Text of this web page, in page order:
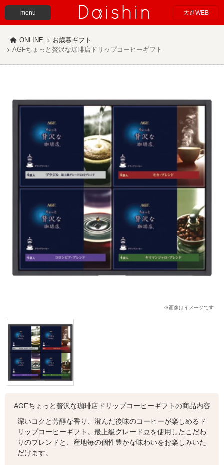
menu 大進WEB
ONLINE
お歳暮ギフト
AGFちょっと贅沢な珈琲店ドリップコーヒーギフト
※画像はイメージです
AGFちょっと贅沢な珈琲店ドリップコーヒーギフトの商品内容
深いコクと芳醇な香り、澄んだ後味のコーヒーが楽しめるド
リップコーヒーギフト。最上級グレード豆を使用したこだわ
りのブレンドと、産地毎の個性豊かな味わいをお楽しみいた
だけます。